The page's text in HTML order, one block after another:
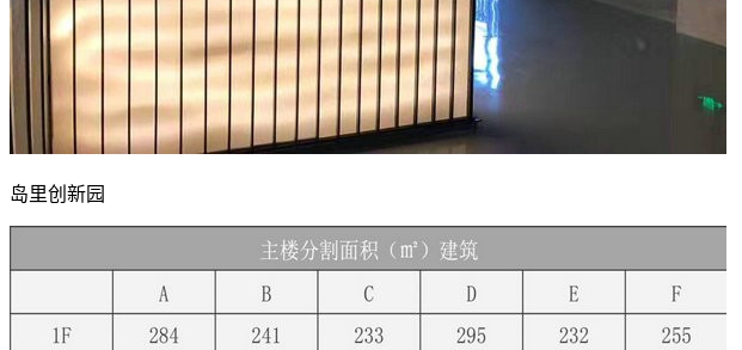
岛里创新园